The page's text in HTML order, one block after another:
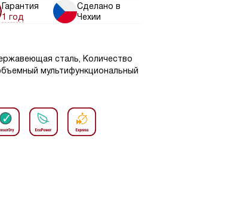
Гарантия
1 год
Сделано в
Чехии
сталь, Количество
мультифункциональный